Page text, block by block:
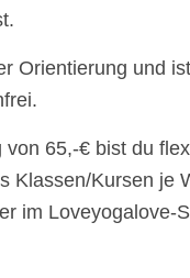
Orientierung und ist
65,-€ bist du
Klassen/Kursen je
im Loveyogalove-